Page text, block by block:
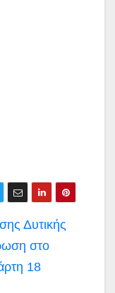
Δυτικής
στο
18